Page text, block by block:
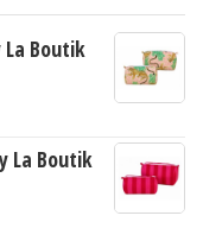
Boutik
La Boutik